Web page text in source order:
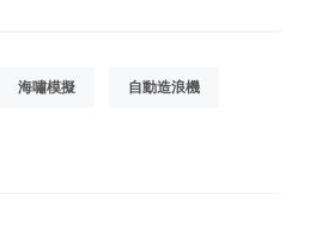
海嘯模擬 自動造浪機